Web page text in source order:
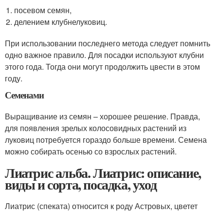
посевом семян,
делением клубнелуковиц.
При использовании последнего метода следует помнить
одно важное правило. Для посадки используют клубни
этого года. Тогда они могут продолжить цвести в этом
году.
Семенами
Выращивание из семян – хорошее решение. Правда,
для появления зрелых колосовидных растений из
луковиц потребуется гораздо больше времени. Семена
можно собирать осенью со взрослых растений.
Лиатрис альба. Лиатрис: описание,
виды и сорта, посадка, уход
Лиатрис (спеката) относится к роду Астровых, цветет